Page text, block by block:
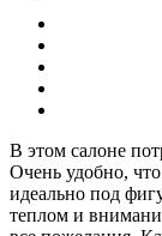
В этом салоне
Очень удобно, что
идеально под
теплом и